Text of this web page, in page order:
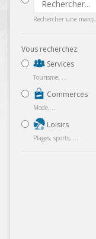
Rechercher une
Vous recherchez:
Services
Tourisme, ...
Commerces
Mode, ...
Loisirs
Plages, sports, ...